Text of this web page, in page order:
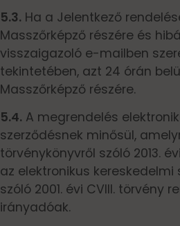
5.3. Ha a Jelentkező
Masszőrképző részére és
visszaigazoló e-mailben
tekintetében, azt 24 órán
Masszőrképző részére.
5.4. A megrendelés
szerződésnek minősül,
törvénykönyvről szóló 2013.
az elektronikus
szóló 2001. évi CVIII. törvény
irányadóak.